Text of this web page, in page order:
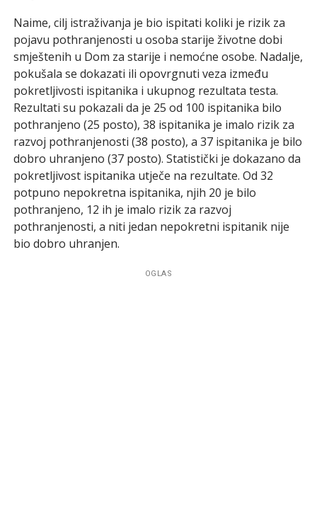
Naime, cilj istraživanja je bio ispitati koliki je rizik za
pojavu pothranjenosti u osoba starije životne dobi
smještenih u Dom za starije i nemoćne osobe. Nadalje,
pokušala se dokazati ili opovrgnuti veza između
pokretljivosti ispitanika i ukupnog rezultata testa.
Rezultati su pokazali da je 25 od 100 ispitanika bilo
pothranjeno (25 posto), 38 ispitanika je imalo rizik za
razvoj pothranjenosti (38 posto), a 37 ispitanika je bilo
dobro uhranjeno (37 posto). Statistički je dokazano da
pokretljivost ispitanika utječe na rezultate. Od 32
potpuno nepokretna ispitanika, njih 20 je bilo
pothranjeno, 12 ih je imalo rizik za razvoj
pothranjenosti, a niti jedan nepokretni ispitanik nije
bio dobro uhranjen.
OGLAS